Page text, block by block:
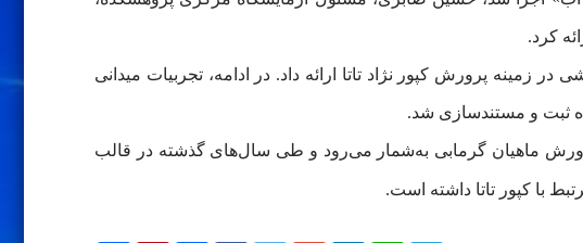
کرد.
پرورش کپور نژاد تاتا ارائه داد. در ادامه، تجربیات میدانی
ثبت و مستندسازی شد.
ماهیان گرمابی به‌شمار می‌رود و طی سال‌های گذشته در قالب
با کپور تاتا داشته است.